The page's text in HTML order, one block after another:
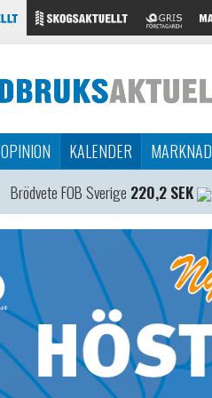
OPINION KALENDER MARKNAD
Brödvete FOB Sverige 220,2 SEK